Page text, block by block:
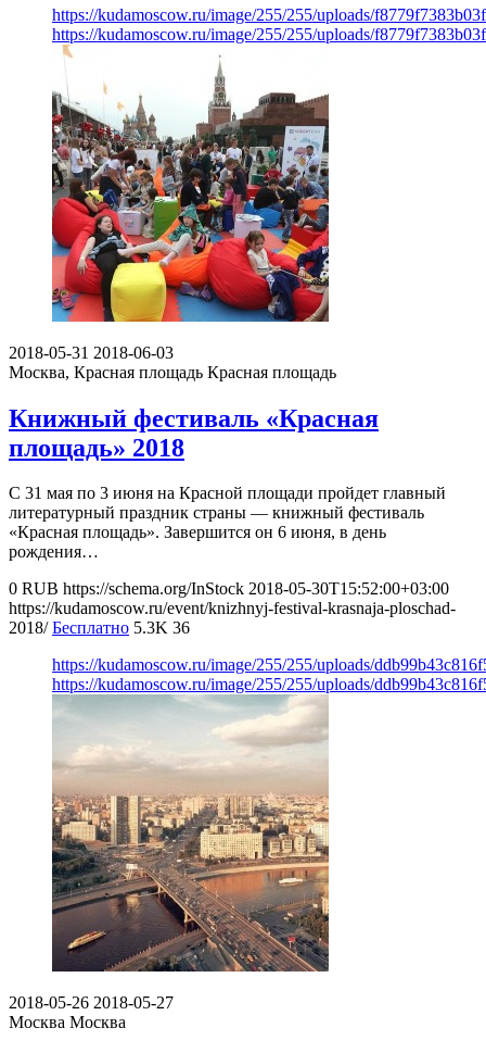
https://kudamoscow.ru/image/255/255/uploads/
https://kudamoscow.ru/image/255/255/uploads/
2018-05-31 2018-06-03
Москва, Красная площадь Красная площадь
Книжный фестиваль «Красная
площадь» 2018
С 31 мая по 3 июня на Красной площади пройдет главный
литературный праздник страны — книжный фестиваль
«Красная площадь». Завершится он 6 июня, в день
рождения…
0 RUB https://schema.org/InStock 2018-05-30T15:52:00+03:00
https://kudamoscow.ru/event/knizhnyj-festival-krasnaja-ploschad-
2018/ Бесплатно 5.3K 36
https://kudamoscow.ru/image/255/255/uploads/
https://kudamoscow.ru/image/255/255/uploads/
2018-05-26 2018-05-27
Москва Москва